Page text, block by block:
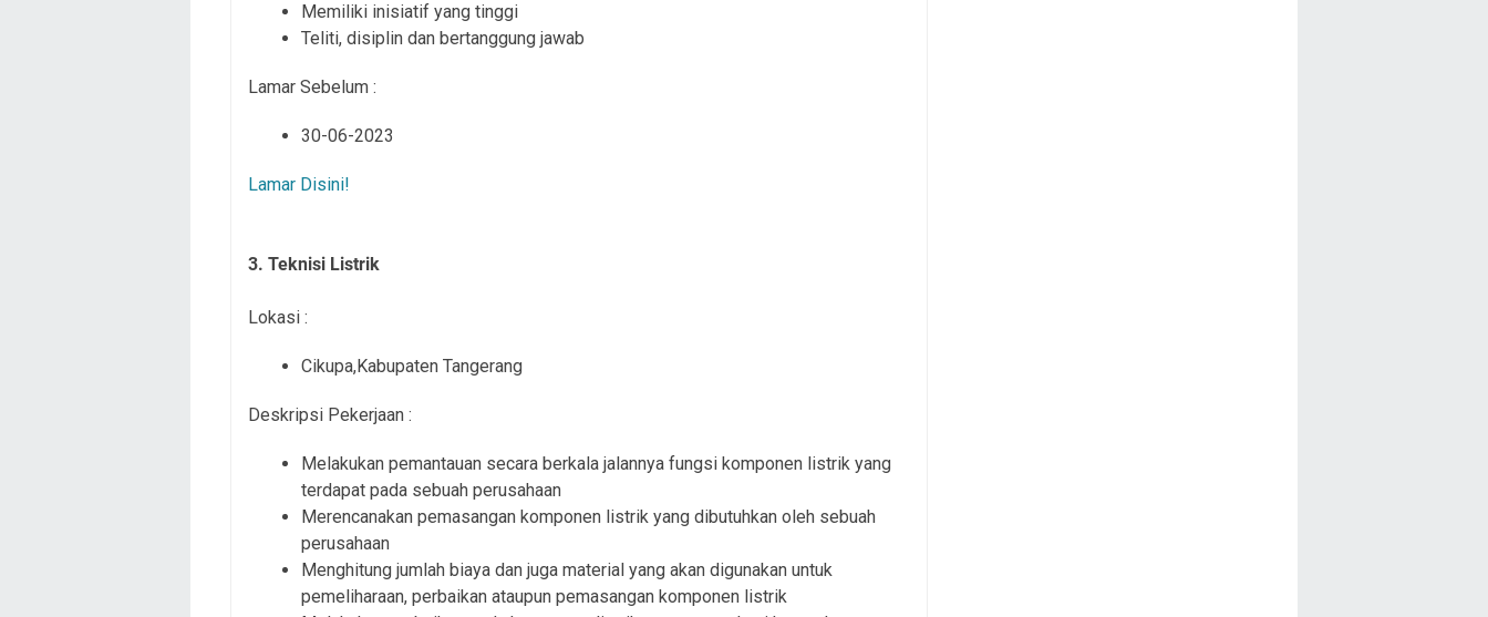
Memiliki inisiatif yang tinggi
Teliti, disiplin dan bertanggung jawab
Lamar Sebelum :
30-06-2023
Lamar Disini!
3. Teknisi Listrik
Lokasi :
Cikupa,Kabupaten Tangerang
Deskripsi Pekerjaan :
Melakukan pemantauan secara berkala jalannya fungsi komponen listrik yang
terdapat pada sebuah perusahaan
Merencanakan pemasangan komponen listrik yang dibutuhkan oleh sebuah
perusahaan
Menghitung jumlah biaya dan juga material yang akan digunakan untuk
pemeliharaan, perbaikan ataupun pemasangan komponen listrik